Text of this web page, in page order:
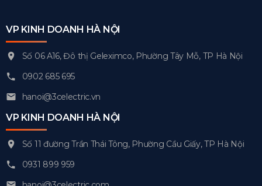
VP KINH DOANH HÀ NỘI
Số 06 A16, Đô thị Geleximco, Phường Tây Mỗ, TP Hà Nội
0902 685 695
hanoi@3celectric.vn
VP KINH DOANH HÀ NỘI
Số 11 đường Trần Thái Tông, Phường Cầu Giấy, TP Hà Nội
0931 899 959